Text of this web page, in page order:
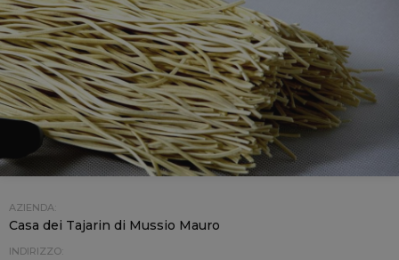
AZIENDA:
Casa dei Tajarin di Mussio Mauro
INDIRIZZO: